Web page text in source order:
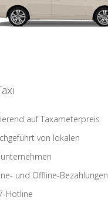
auf Taxameterpreis
von lokalen
und Offline-Bezahlungen
Hotline